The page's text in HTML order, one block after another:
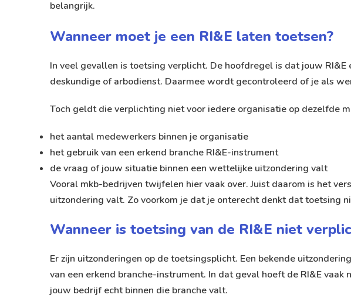
belangrijk.
Wanneer moet je een RI&E laten toetsen?
In veel gevallen is toetsing verplicht. De hoofdregel is dat jouw
deskundige of arbodienst. Daarmee wordt gecontroleerd of je als
Toch geldt die verplichting niet voor iedere organisatie op dezelfde
het aantal medewerkers binnen je organisatie
het gebruik van een erkend branche RI&E-instrument
de vraag of jouw situatie binnen een wettelijke uitzondering valt
Vooral mkb-bedrijven twijfelen hier vaak over. Juist daarom is het
uitzondering valt. Zo voorkom je dat je onterecht denkt dat toetsing
Wanneer is toetsing van de RI&E niet
Er zijn uitzonderingen op de toetsingsplicht. Een bekende
van een erkend branche-instrument. In dat geval hoeft de RI&E
jouw bedrijf echt binnen die branche valt.